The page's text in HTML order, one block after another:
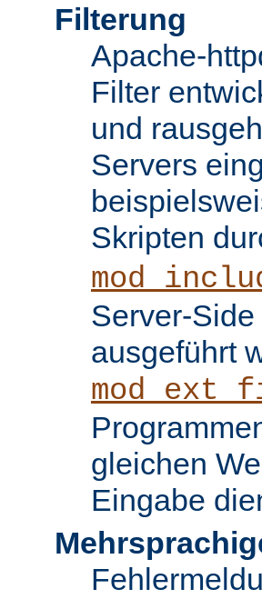
Filterung
Apache-
Filter
und
Servers
Skripten
Server-
ausgeführt
gleichen
Eingabe